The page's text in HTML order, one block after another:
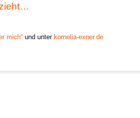
mich“und unter kornelia-exner.de